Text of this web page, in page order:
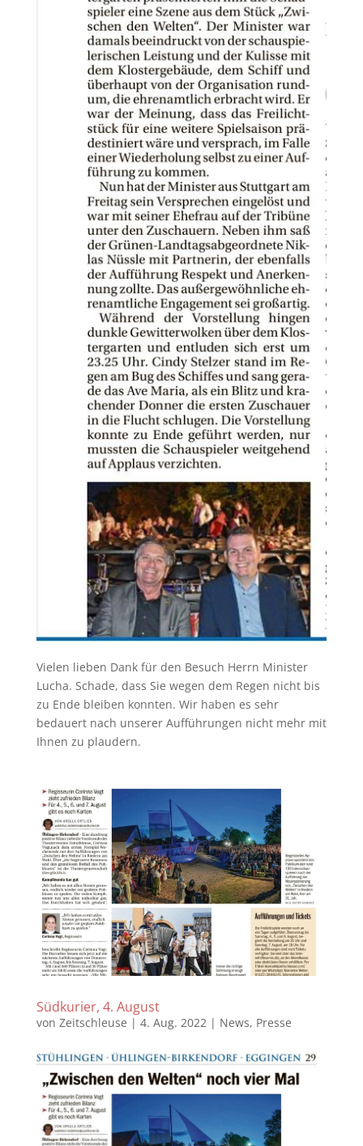
Vielen lieben Dank für den Besuch Herrn Minister
Lucha. Schade, dass Sie wegen dem Regen nicht bis
zu Ende bleiben konnten. Wir haben es sehr
bedauert nach unserer Aufführungen nicht mehr mit
Ihnen zu plaudern.
Südkurier, 4. August
von Zeitschleuse | 4. Aug. 2022| News, Presse